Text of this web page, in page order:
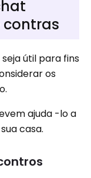
contras
útil para fins
os
ajuda -lo a
casa.